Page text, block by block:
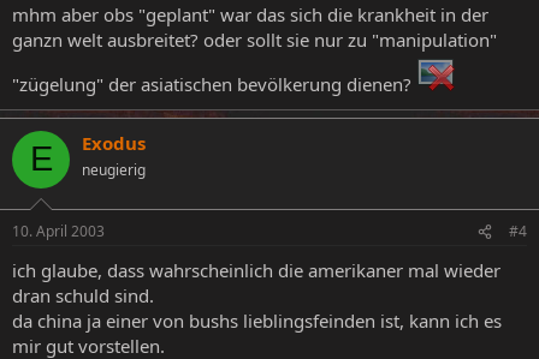
mhm aber obs "geplant" war das sich die krankheit in der
ganzn welt ausbreitet? oder sollt sie nur zu "manipulation"
"zügelung" der asiatischen bevölkerung dienen?
E Exodus
neugierig
10. April 2003 #4
ich glaube, dass wahrscheinlich die amerikaner mal wieder
dran schuld sind.
da china ja einer von bushs lieblingsfeinden ist, kann ich es
mir gut vorstellen.